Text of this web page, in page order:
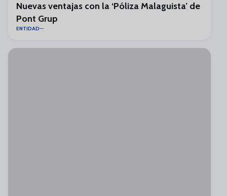
Nuevas ventajas con la ‘Póliza Malaguista’ de
Pont Grup
ENTIDAD